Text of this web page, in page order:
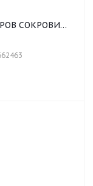
СОКРОВИЩ